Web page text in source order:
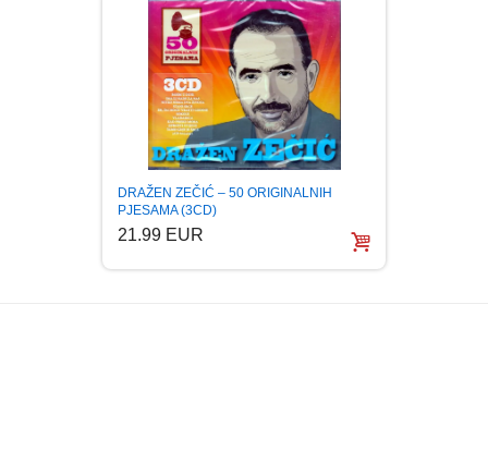
DRAŽEN ZEČIĆ – 50 ORIGINALNIH
PJESAMA (3CD)
21.99 EUR